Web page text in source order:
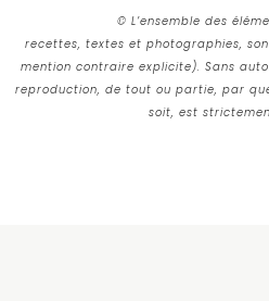
© L’ensemble des
recettes, textes et photographies,
mention contraire explicite). Sans
reproduction, de tout ou partie, par
soit, est